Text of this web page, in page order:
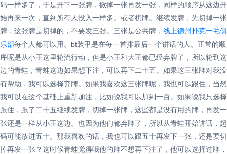
码一样多了，于是开下一张牌，掀掉一张再发一张，同样的顺序从这边开
始再来一次，直到所有人投入一样多。或者棋牌。继续发牌，先切掉一张
牌，这张牌是切掉的，不要发三张。三张是公共牌， 线上德州扑克一毛俱
乐部每个人都可以用。bt装甲是在每一首排最后一个讲话的人。正常的顺
序呢是从小王这里轮流行动，但是小王和大王都已经弃牌了，所以轮到这
边的青蛙，青蛙这边如果想下注，可以再下二十五。如果这三张牌对我没
有帮助，我可以选择弃牌。如果我喜欢这三张牌呢，我也可以跟住，当然
我可以在这个基础上重新加注，比如说我可以加到一百。如果说我只选择
跟住，跟了二十五继续发牌，切掉一张牌，这些都是没有用的牌，再发一
张还是一样从小王这边。也因为他们都弃牌了，所以从青蛙开始讲话，起
码可能放进五十。那我喜欢的话，我也可以跟五十再发下一张，还是要切
掉再发一张？这时候青蛙觉得哦他的牌不想再下注了，他可以选择过牌，